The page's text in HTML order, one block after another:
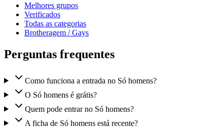
Melhores grupos
Verificados
Todas as categorias
Brotheragem / Gays
Perguntas frequentes
Como funciona a entrada no Só homens?
O Só homens é grátis?
Quem pode entrar no Só homens?
A ficha de Só homens está recente?